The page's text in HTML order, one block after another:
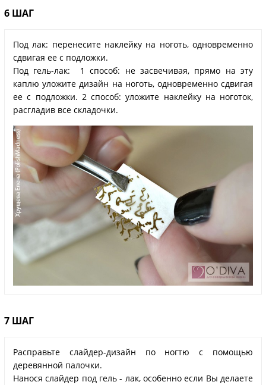
6 ШАГ
Под лак: перенесите наклейку на ноготь, одновременно
сдвигая ее с подложки.
Под гель-лак: 1 способ: не засвечивая, прямо на эту
каплю уложите дизайн на ноготь, одновременно сдвигая
ее с подложки. 2 способ: уложите наклейку на ноготок,
расгладив все складочки.
7 ШАГ
Расправьте слайдер-дизайн по ногтю с помощью
деревянной палочки.
Нанося слайдер под гель - лак, особенно если Вы делаете